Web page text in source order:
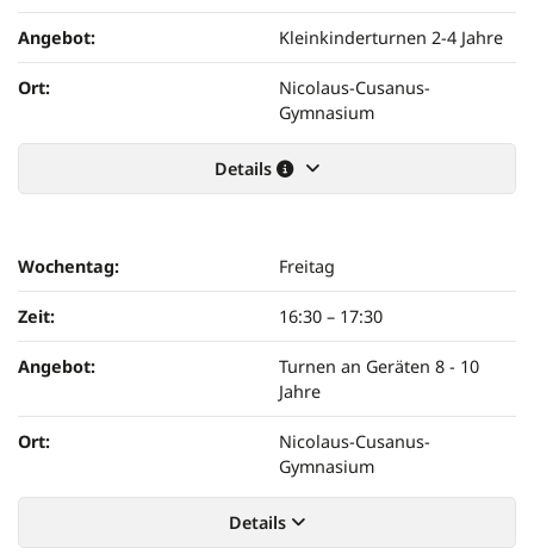
Angebot: Kleinkinderturnen 2-4 Jahre
Ort:
Nicolaus-Cusanus-
Gymnasium
Details
Wochentag: Freitag
Zeit: 16:30 – 17:30
Angebot:
Turnen an Geräten 8 - 10
Jahre
Ort:
Nicolaus-Cusanus-
Gymnasium
Details